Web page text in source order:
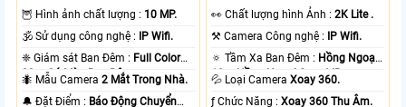
🦉 Hình ảnh chất lượng : 10 MP.
🕉️ Sử dụng công nghệ :
IP Wifi.
❈ Giám sát Ban Đêm : Full Color
20m Có Màu Ban Ðêm.
🐜 Mẫu Camera2 Mắt Trong Nhà.
️🔔 Đặt Điểm : Báo Động Chuyển
️👀 Chất lượng hình Ảnh :2K Lite .
⚒ Camera Công nghệ :
IP Wifi.
🔅 Tầm Xa Ban Đêm : Hồng Ngoại
10m Hồng Ngoại Smart IR.
💦 Loại CameraXoay 360.
️ƒ Chức Năng :Xoay 360 Thu Âm.